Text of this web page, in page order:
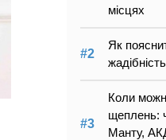
місцях
Як
Коли
щеплень:
Манту,